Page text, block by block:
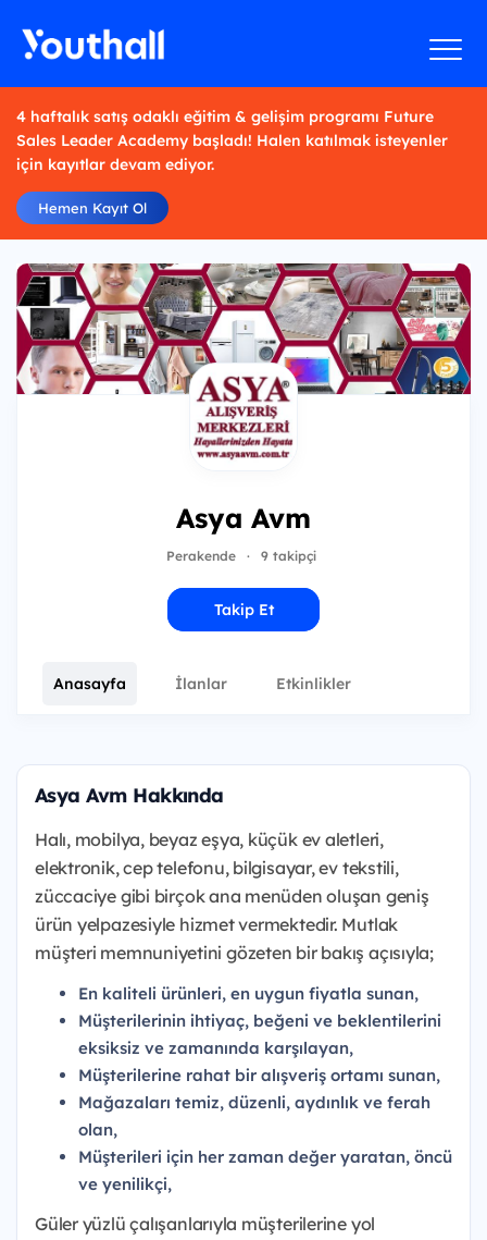
4 haftalık satış odaklı eğitim & gelişim programı Future
Sales Leader Academy başladı! Halen katılmak isteyenler
için kayıtlar devam ediyor.
Hemen Kayıt Ol
Asya Avm
Perakende · 9 takipçi
Takip Et
Anasayfa İlanlar Etkinlikler
Asya Avm Hakkında
Halı, mobilya, beyaz eşya, küçük ev aletleri,
elektronik, cep telefonu, bilgisayar, ev tekstili,
züccaciye gibi birçok ana menüden oluşan geniş
ürün yelpazesiyle hizmet vermektedir. Mutlak
müşteri memnuniyetini gözeten bir bakış açısıyla;
En kaliteli ürünleri, en uygun fiyatla sunan,
Müşterilerinin ihtiyaç, beğeni ve beklentilerini
eksiksiz ve zamanında karşılayan,
Müşterilerine rahat bir alışveriş ortamı sunan,
Mağazaları temiz, düzenli, aydınlık ve ferah
olan,
Müşterileri için her zaman değer yaratan, öncü
ve yenilikçi,
Güler yüzlü çalışanlarıyla müşterilerine yol